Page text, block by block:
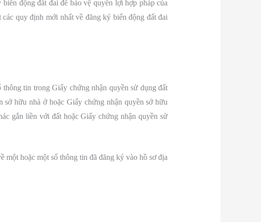
động đất đai để bảo vệ quyền lợi hợp pháp của
quy định mới nhất về đăng ký biến động đất đai
tin trong Giấy chứng nhận quyền sử dụng đất
hữu nhà ở hoặc Giấy chứng nhận quyền sở hữu
gắn liền với đất hoặc Giấy chứng nhận quyền sử
hoặc một số thông tin đã đăng ký vào hồ sơ địa